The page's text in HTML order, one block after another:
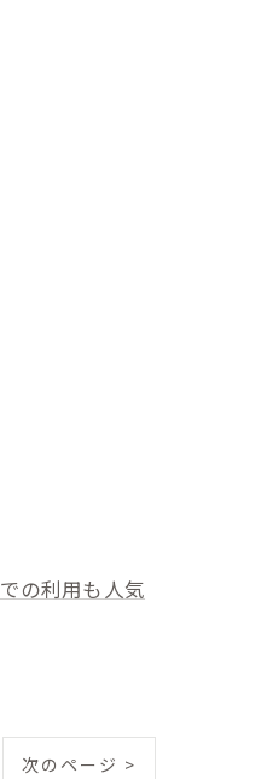
の利用も人気
次のページ >